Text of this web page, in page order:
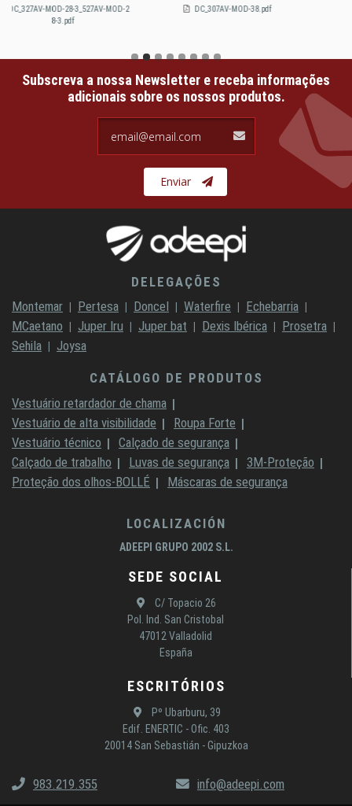
DC_307-MOD-38.pdf DC_359-MOD-32.pdf
Subscreva a nossa Newsletter e receba informações
adicionais sobre os nossos produtos.
Enviar
DELEGAÇÕES
Montemar
Pertesa Doncel Waterfire
Echebarria
MCaetano
Juper Iru Juper bat Dexis Ibérica
Prosetra
Sehila
Joysa
CATÁLOGO DE PRODUTOS
Vestuário retardador de chama
Vestuário de alta visibilidade
Roupa Forte
Vestuário técnico
Calçado de segurança
Calçado de trabalho
Luvas de segurança
3M-Proteção
Proteção dos olhos-BOLLÉ
Máscaras de segurança
LOCALIZACIÓN
ADEEPI GRUPO 2002 S.L.
SEDE SOCIAL
C/ Topacio 26
Pol. Ind. San Cristobal
47012 Valladolid
España
ESCRITÓRIOS
Pº Ubarburu, 39
Edif. ENERTIC - Ofic. 403
20014 San Sebastián - Gipuzkoa
983.219.355 info@adeepi.com